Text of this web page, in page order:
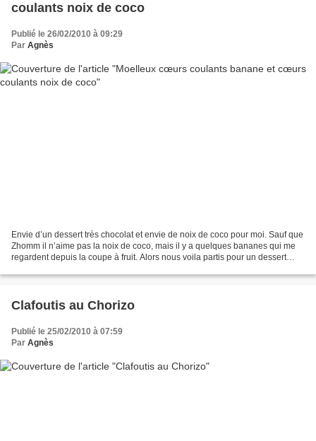
coulants noix de coco
Publié le 26/02/2010 à 09:29
Par Agnès
Envie d’un dessert très chocolat et envie de noix de coco pour moi. Sauf que
Zhomm il n’aime pas la noix de coco, mais il y a quelques bananes qui me
regardent depuis la coupe à fruit. Alors nous voila partis pour un dessert
Clafoutis au Chorizo
Publié le 25/02/2010 à 07:59
Par Agnès